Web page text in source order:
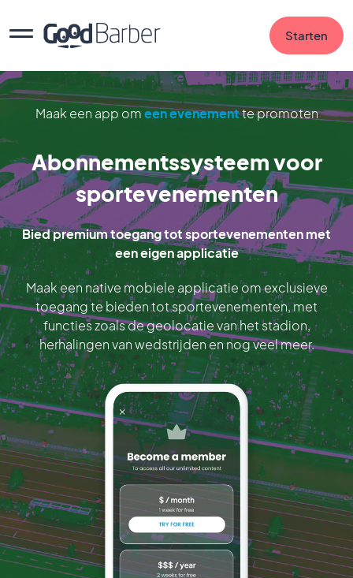
Starten
Maak een app omeen evenementte promoten
Abonnementssysteem voor
sportevenementen
Bied premium toegang tot sportevenementen met
een eigen applicatie
Maak een native mobiele applicatie om exclusieve
toegang te bieden tot sportevenementen, met
functies zoals de geolocatie van het stadion,
herhalingen van wedstrijden en nog veel meer.